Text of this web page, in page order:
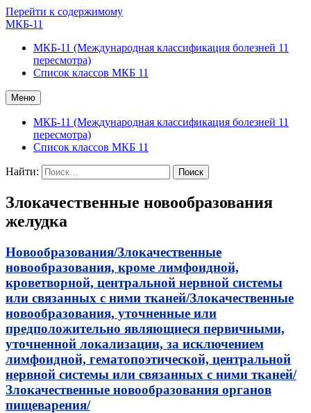
Перейти к содержимому
МКБ-11
МКБ-11 (Международная классификация болезней 11
пересмотра)
Список классов МКБ 11
Меню
МКБ-11 (Международная классификация болезней 11
пересмотра)
Список классов МКБ 11
Найти:
Злокачественные новообразования
желудка
Новообразования/Злокачественные
новообразования, кроме лимфоидной,
кроветворной, центральной нервной системы
или связанных с ними тканей/Злокачественные
новообразования, уточненные или
предположительно являющиеся первичными,
уточненной локализации, за исключением
лимфоидной, гематопоэтической, центральной
нервной системы или связанных с ними тканей/
Злокачественные новообразования органов
пищеварения/